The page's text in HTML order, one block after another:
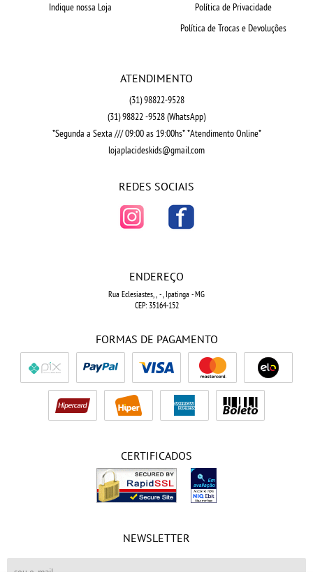
Indique nossa Loja
Política de Privacidade
Política de Trocas e Devoluções
ATENDIMENTO
(31)98822-9528
(31)98822 -9528(WhatsApp)
*Segunda a Sexta /// 09:00 as 19:00hs* *Atendimento Online*
lojaplacideskids@gmail.com
REDES SOCIAIS
ENDEREÇO
Rua Eclesiastes, , -, Ipatinga -MG
CEP: 35164-152
FORMAS DE PAGAMENTO
CERTIFICADOS
NEWSLETTER